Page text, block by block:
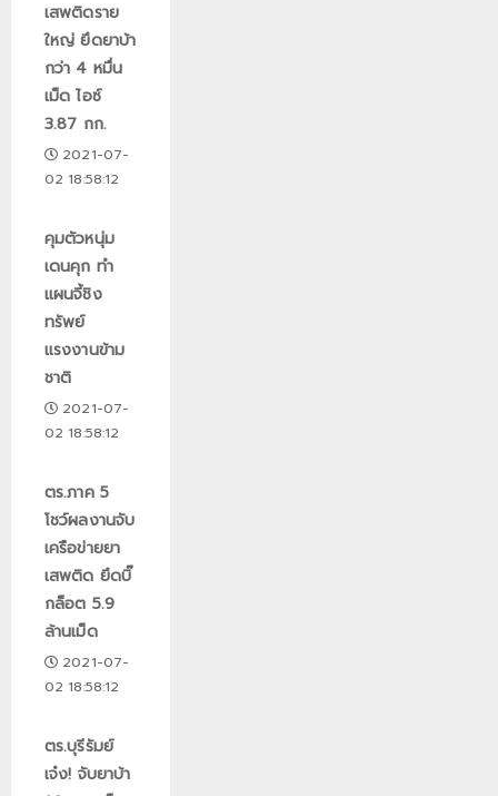
เสพติดราย
ใหญ่ ยึดยาบ้า
กว่า 4 หมื่น
เม็ด ไอซ์
3.87 กก.
2021-07-
02 18:58:12
คุมตัวหนุ่ม
เดนคุก ทำ
แผนจี้ชิง
ทรัพย์
แรงงานข้าม
ชาติ
2021-07-
02 18:58:12
ตร.ภาค 5
โชว์ผลงานจับ
เครือข่ายยา
เสพติด ยึดบิ๊
กล็อต 5.9
ล้านเม็ด
2021-07-
02 18:58:12
ตร.บุรีรัมย์
เจ๋ง! จับยาบ้า